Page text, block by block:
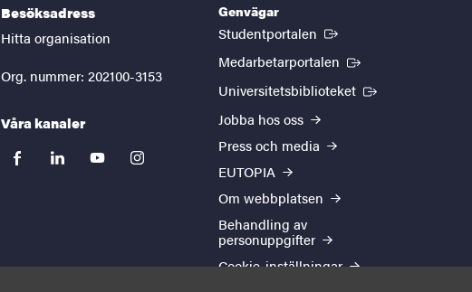
Besöksadress
Hitta organisation
Org. nummer: 202100-3153
Våra kanaler
facebooklinkedinyoutubeinstagram
Genvägar
Studentportalen (Extern länk)
Medarbetarportalen (Extern länk)
Universitetsbiblioteket (Extern länk)
Jobba hos oss
Press och media
EUTOPIA
Om webbplatsen
Behandling av
personuppgifter
Cookie-inställningar